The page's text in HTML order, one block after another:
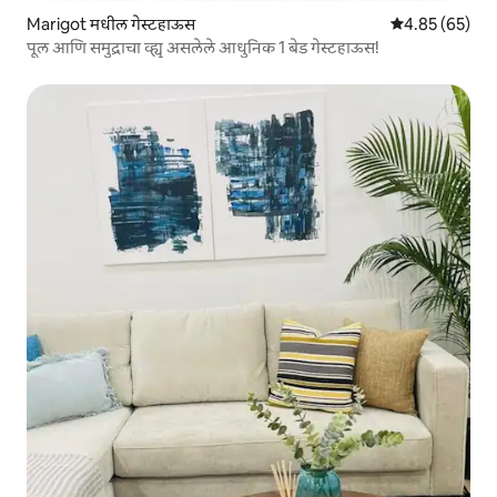
Marigot मधील गेस्टहाऊस 5 पैकी 4.85
4.85 (65)
पूल आणि समुद्राचा व्ह्यू असलेले आधुनिक 1 बेड गेस्टहाऊस!